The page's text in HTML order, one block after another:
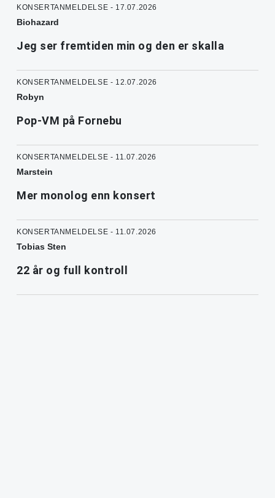
KONSERTANMELDELSE - 17.07.2026
Biohazard
Jeg ser fremtiden min og den er skalla
KONSERTANMELDELSE - 12.07.2026
Robyn
Pop-VM på Fornebu
KONSERTANMELDELSE - 11.07.2026
Marstein
Mer monolog enn konsert
KONSERTANMELDELSE - 11.07.2026
Tobias Sten
22 år og full kontroll